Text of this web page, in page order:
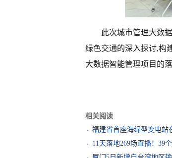
此次城市管理大数
绿色交通的深入探讨,构
大数据智能管理项目的
相关阅读
福建省首座海绵型变电站
11天落地269场直播！39